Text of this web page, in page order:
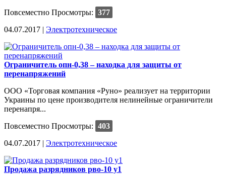
Повсеместно Просмотры: 377
04.07.2017 | Электротехническое
Ограничитель опн-0,38 – находка для защиты от
перенапряжений
ООО «Торговая компания «Руно» реализует на территории
Украины по цене производителя нелинейные ограничители
перенапря...
Повсеместно Просмотры: 403
04.07.2017 | Электротехническое
Продажа разрядников рво-10 у1